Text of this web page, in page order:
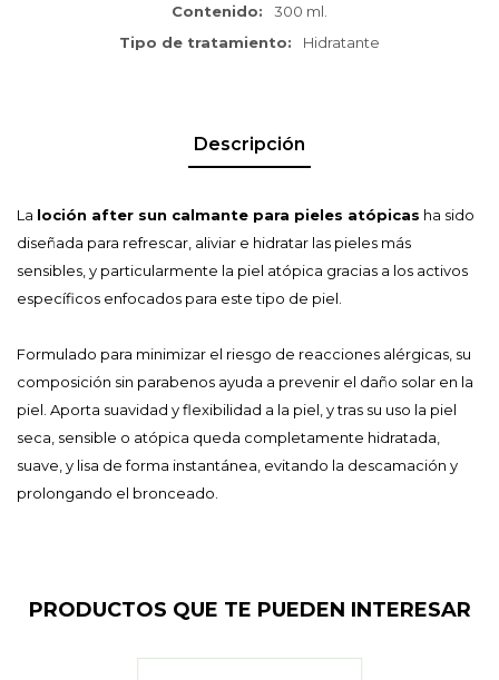
Contenido
300 ml.
Tipo de tratamiento
Hidratante
Descripción
La loción after sun calmante para pieles atópicas ha sido
diseñada para refrescar, aliviar e hidratar las pieles más
sensibles, y particularmente la piel atópica gracias a los activos
específicos enfocados para este tipo de piel.
Formulado para minimizar el riesgo de reacciones alérgicas, su
composición sin parabenos ayuda a prevenir el daño solar en la
piel. Aporta suavidad y flexibilidad a la piel, y tras su uso la piel
seca, sensible o atópica queda completamente hidratada,
suave, y lisa de forma instantánea, evitando la descamación y
prolongando el bronceado.
PRODUCTOS QUE TE PUEDEN INTERESAR